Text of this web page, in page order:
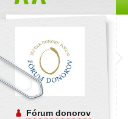
Fórum donorov